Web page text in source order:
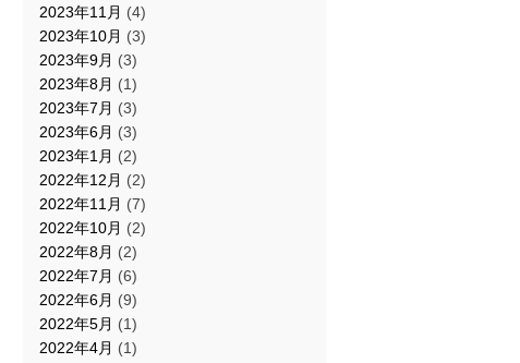
2023年11月 (4)
2023年10月 (3)
2023年9月 (3)
2023年8月 (1)
2023年7月 (3)
2023年6月 (3)
2023年1月 (2)
2022年12月 (2)
2022年11月 (7)
2022年10月 (2)
2022年8月 (2)
2022年7月 (6)
2022年6月 (9)
2022年5月 (1)
2022年4月 (1)